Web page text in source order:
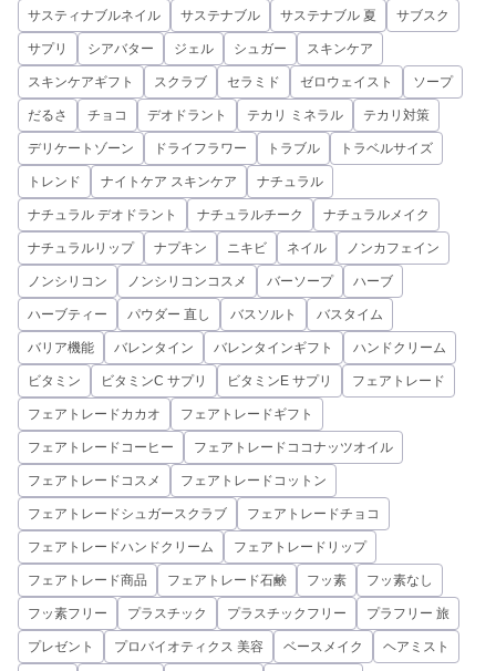
サスティナブルネイル サステナブル サステナブル 夏 サブスク
サプリ シアバター ジェル シュガー スキンケア
スキンケアギフト スクラブ セラミド ゼロウェイスト ソープ
だるさ チョコ デオドラント テカリ ミネラル テカリ対策
デリケートゾーン ドライフラワー トラブル トラベルサイズ
トレンド ナイトケア スキンケア ナチュラル
ナチュラル デオドラント ナチュラルチーク ナチュラルメイク
ナチュラルリップ ナプキン ニキビ ネイル ノンカフェイン
ノンシリコン ノンシリコンコスメ バーソープ ハーブ
ハーブティー パウダー 直し バスソルト バスタイム
バリア機能 バレンタイン バレンタインギフト ハンドクリーム
ビタミン ビタミンC サプリ ビタミンE サプリ フェアトレード
フェアトレードカカオ フェアトレードギフト
フェアトレードコーヒー フェアトレードココナッツオイル
フェアトレードコスメ フェアトレードコットン
フェアトレードシュガースクラブ フェアトレードチョコ
フェアトレードハンドクリーム フェアトレードリップ
フェアトレード商品 フェアトレード石鹸 フッ素 フッ素なし
フッ素フリー プラスチック プラスチックフリー プラフリー 旅
プレゼント プロバイオティクス 美容 ベースメイク ヘアミスト